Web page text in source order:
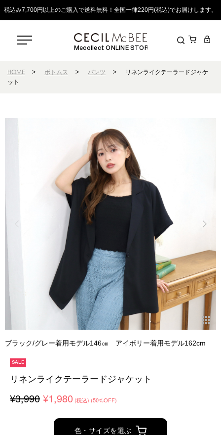
税込み7,700円以上のご購入で送料無料！全国一律220円(税込)でお届けします。
Mecollect ONLINE STORE
HOME > ボトムス > パンツ >
リネンライクテーラードジャケ
ット
ブラック/グレー着用モデル146㎝ アイボリー着用モデル162cm
SALE
リネンライクテーラードジャケット
¥3,990 ¥1,980 (税込) (50%OFF)
色・サイズを選ぶ